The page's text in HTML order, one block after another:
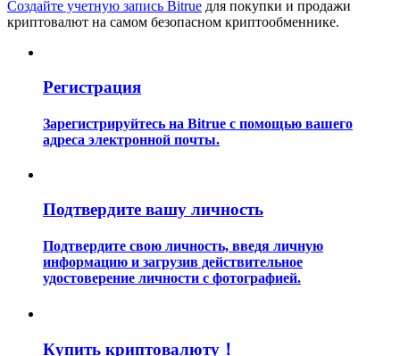
Гид
Руководство для начинающих по фьючерсам
Создайте учетную запись Bitrue для покупки и продажи
криптовалют на самом безопасном криптообменнике.
Регистрация
Зарегистрируйтесь на Bitrue с помощью вашего
адреса электронной почты.
Подтвердите вашу личность
Подтвердите свою личность, введя личную
информацию и загрузив действительное
удостоверение личности с фотографией.
Купить криптовалюту！